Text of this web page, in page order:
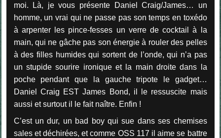
moi. Là, je vous présente Daniel Craig/James… un
homme, un vrai qui ne passe pas son temps en toxédo
à arpenter les pince-fesses un verre de cocktail à la
main, qui ne gâche pas son énergie à rouler des pelles
à des filles humides qui sortent de l’onde, qui n’a pas
un stupide sourire ironique et la main droite dans la
poche pendant que la gauche tripote le gadget…
Daniel Craig EST James Bond, il le ressuscite mais
aussi et surtout il le fait naître. Enfin !
C’est un dur, un bad boy qui sue dans ses chemises
sales et déchirées, et comme OSS 117 il aime se battre